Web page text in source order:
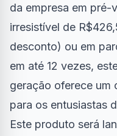
da empresa em pré-
irresistível de
desconto) ou em
em até 12 vezes,
geração oferece um
para os entusiastas
Este produto será